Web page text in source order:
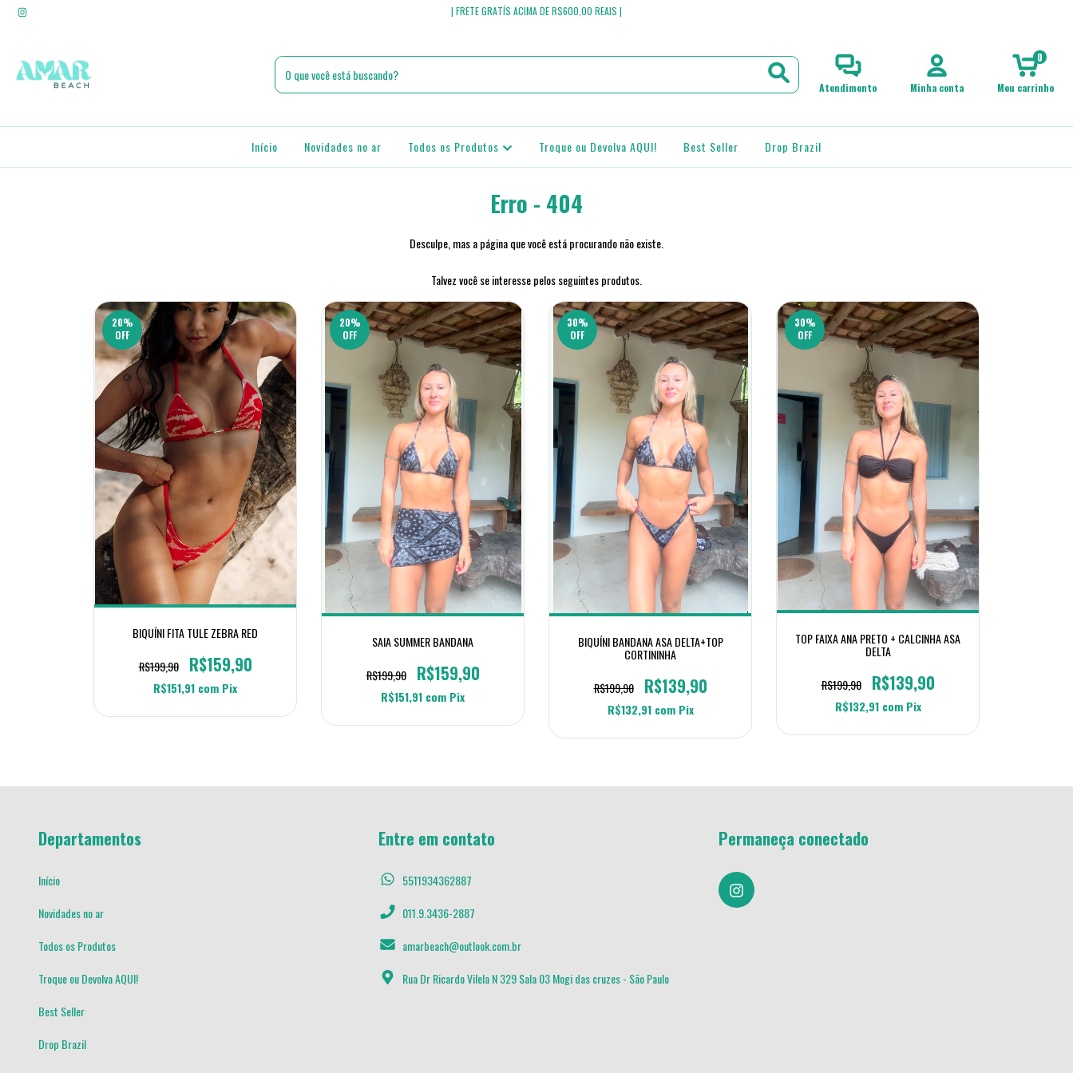
| FRETE GRATÍS ACIMA DE R$600,00 REAIS |
Atendimento Minha conta Meu carrinho
0
Início Novidades no ar Todos os Produtos Troque ou Devolva AQUI! Best Seller Drop Brazil
Erro - 404
Desculpe, mas a página que você está procurando não existe.
Talvez você se interesse pelos seguintes produtos.
20%
OFF
BIQUÍNI FITA TULE ZEBRA RED
R$199,90
R$159,90
R$151,91 com Pix
20%
OFF
SAIA SUMMER BANDANA
R$199,90
R$159,90
R$151,91 com Pix
30%
OFF
BIQUÍNI BANDANA ASA DELTA+TOP
CORTININHA
R$199,90
R$139,90
R$132,91 com Pix
30%
OFF
TOP FAIXA ANA PRETO + CALCINHA ASA
DELTA
R$199,90
R$139,90
R$132,91 com Pix
Departamentos
Início
Novidades no ar
Todos os Produtos
Troque ou Devolva AQUI!
Best Seller
Drop Brazil
Entre em contato
5511934362887
011.9.3436-2887
amarbeach@outlook.com.br
Rua Dr Ricardo Vilela N 329 Sala 03 Mogi das cruzes - São Paulo
Permaneça conectado